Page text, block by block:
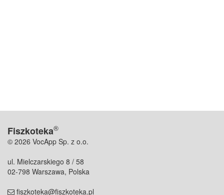
Fiszkoteka®
© 2026 VocApp Sp. z o.o.
ul. Mielczarskiego 8 / 58
02-798 Warszawa, Polska
fiszkoteka@fiszkoteka.pl